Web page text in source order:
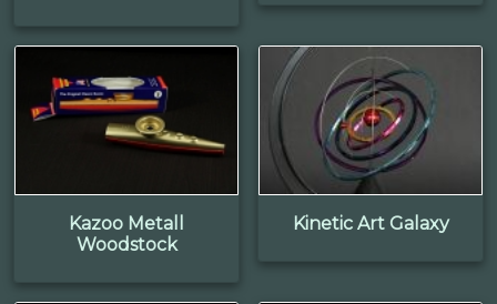
Kazoo Metall
Woodstock
Kinetic Art Galaxy